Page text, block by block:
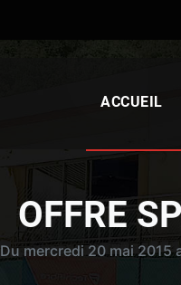
ACCUEIL
OFFRE
Du mercredi 20 mai 2015